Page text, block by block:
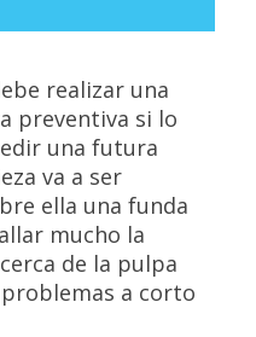
realizar una
preventiva si lo
una futura
va a ser
ella una funda
mucho la
de la pulpa
a corto